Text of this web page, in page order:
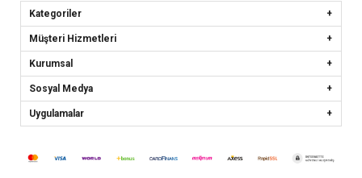
Kategoriler
Müşteri Hizmetleri
Kurumsal
Sosyal Medya
Uygulamalar